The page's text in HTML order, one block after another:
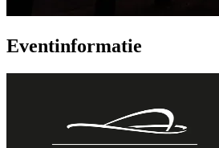
Eventinformatie